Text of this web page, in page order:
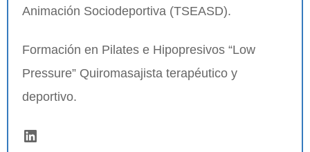
Animación Sociodeportiva (TSEASD).
Formación en Pilates e Hipopresivos “Low
Pressure” Quiromasajista terapéutico y
deportivo.
LinkedIn